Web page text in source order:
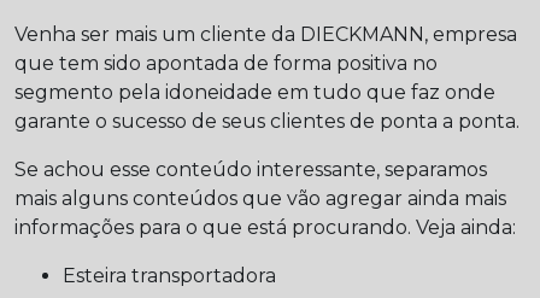
Venha ser mais um cliente da DIECKMANN, empresa
que tem sido apontada de forma positiva no
segmento pela idoneidade em tudo que faz onde
garante o sucesso de seus clientes de ponta a ponta.
Se achou esse conteúdo interessante, separamos
mais alguns conteúdos que vão agregar ainda mais
informações para o que está procurando. Veja ainda:
esteira transportadora